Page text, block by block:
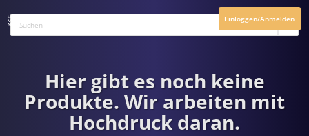
Einloggen/Anmelden
Hier gibt es noch keine
Produkte. Wir arbeiten mit
Hochdruck daran.